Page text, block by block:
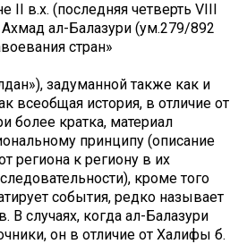
II в.х. (последняя четверть VIII
Ахмад ал-Балазури (ум.279/892
стран»
задуманной также как и
всеобщая история, в отличие от
более кратка, материал
принципу (описание
региона к региону в их
кроме того
события, редко называет
B cлучаях, когда ал-Балазури
он в отличие от Халифы б.